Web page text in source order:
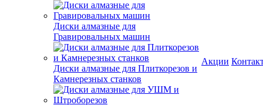
Диски алмазные для
Гравировальных машин
Диски алмазные для Плиткорезов и
Камнерезных станков
Акции